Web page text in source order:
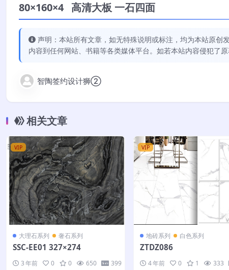
80×160×4 高清大板 一石四面
声明：本站所有文章，如无特殊说明或标注，均为本站原创
内容到任何网站、书籍等各类媒体平台。如若本站内容侵犯了
智陶签约设计狮②
相关文章
VIP
大理石系列 奢石系列
SSC-EE01 327×274
3 年前 0 0 650 399
VIP
地砖系列 白色系列
ZTDZ086
4 年前 0 1 333